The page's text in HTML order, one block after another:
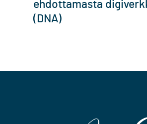
ehdottamasta
(DNA)